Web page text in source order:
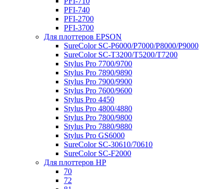
PFI-740
PFI-2700
PFI-3700
Для плоттеров EPSON
SureColor SC-P6000/P7000/P8000/P9000
SureColor SC-Т3200/T5200/T7200
Stylus Pro 7700/9700
Stylus Pro 7890/9890
Stylus Pro 7900/9900
Stylus Pro 7600/9600
Stylus Pro 4450
Stylus Pro 4800/4880
Stylus Pro 7800/9800
Stylus Pro 7880/9880
Stylus Pro GS6000
SureColor SC-30610/70610
SureColor SC-F2000
Для плоттеров HP
70
72